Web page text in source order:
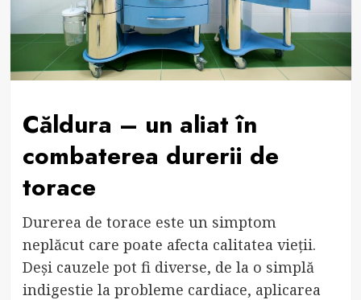
Căldura – un aliat în
combaterea durerii de
torace
Durerea de torace este un simptom
neplăcut care poate afecta calitatea vieții.
Deși cauzele pot fi diverse, de la o simplă
indigestie la probleme cardiace, aplicarea